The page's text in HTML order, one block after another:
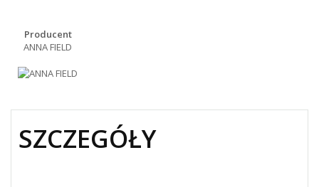
Producent
ANNA FIELD
SZCZEGÓŁY